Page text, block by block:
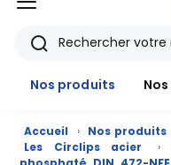
menu
Rechercher
Nos produits
Accueil › Nos produits
Les Circlips acier
›